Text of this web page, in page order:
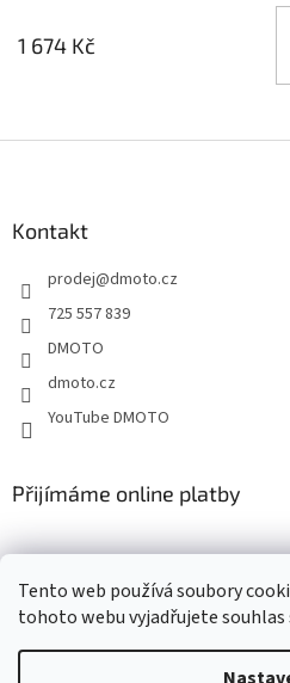
Tento web používá soubory
tohoto webu vyjadřujete souhlas
1 674 Kč
Kontakt
prodej@dmoto.cz
725 557 839
DMOTO
dmoto.cz
YouTube DMOTO
Přijímáme online platby